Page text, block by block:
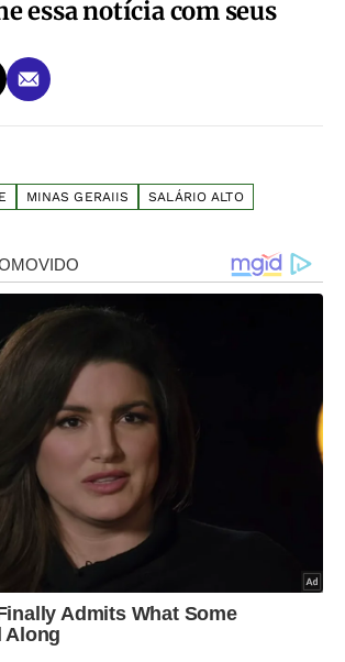
essa notícia com seus
MINAS GERAIIS SALÁRIO ALTO